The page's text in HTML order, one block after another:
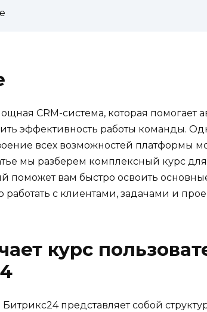
CRM-система, которая помогает
эффективность работы команды.
всех возможностей платформы
мы разберем комплексный курс
поможет вам быстро освоить
работать с клиентами, задачами и
курс
Битрикс24 представляет собой